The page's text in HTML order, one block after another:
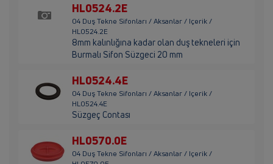
HL0524.2E
04 Duş Tekne Sifonları / Aksanlar / Içerik /
HL0524.2E
8mm kalınlığına kadar olan duş tekneleri için
Burmalı Sifon Süzgeci 20 mm
HL0524.4E
04 Duş Tekne Sifonları / Aksanlar / Içerik /
HL0524.4E
Süzgeç Contası
HL0570.0E
04 Duş Tekne Sifonları / Aksanlar / Içerik /